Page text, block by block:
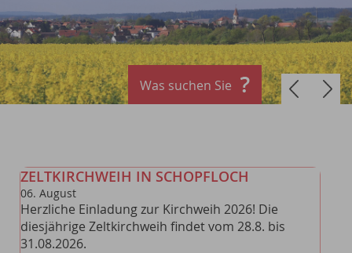
Was suchen Sie
ZELTKIRCHWEIH IN SCHOPFLOCH
06. August
Herzliche Einladung zur Kirchweih 2026! Die
diesjährige Zeltkirchweih findet vom 28.8. bis
31.08.2026.